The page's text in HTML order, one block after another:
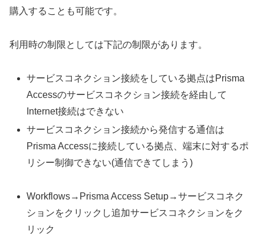
購入することも可能です。
利用時の制限としては下記の制限があります。
サービスコネクション接続をしている拠点はPrisma
Accessのサービスコネクション接続を経由して
Internet接続はできない
サービスコネクション接続から発信する通信は
Prisma Accessに接続している拠点、端末に対するポ
リシー制御できない(通信できてしまう)
Workflows→Prisma Access Setup→サービスコネク
ションをクリックし追加サービスコネクションをク
リック